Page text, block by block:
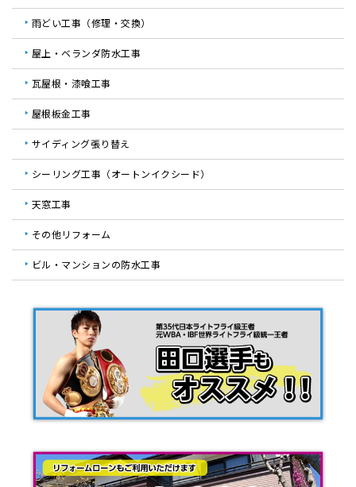
雨どい工事（修理・交換）
屋上・ベランダ防水工事
瓦屋根・漆喰工事
屋根板金工事
サイディング張り替え
シーリング工事（オートンイクシード）
天窓工事
その他リフォーム
ビル・マンションの防水工事